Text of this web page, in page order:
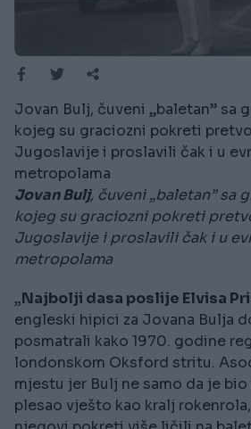
Jovan Bulj, čuveni „baletan” sa
kojeg su graciozni pokreti
Jugoslavije i proslavili čak i u
metropolama
Jovan Bulj, čuveni „baletan” sa
kojeg su graciozni pokreti
Jugoslavije i proslavili čak i u
metropolama
„Najbolji dasa poslije Elvisa
engleski hipici za Jovana Bulja
posmatrali kako 1970. godine
londonskom Oksford stritu.
mjestu jer Bulj ne samo da je
plesao vješto kao kralj